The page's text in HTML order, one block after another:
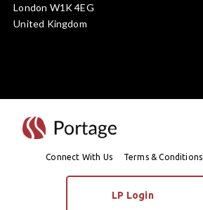
London W1K 4EG
United Kingdom
Connect With Us Terms & Conditions
LP Login